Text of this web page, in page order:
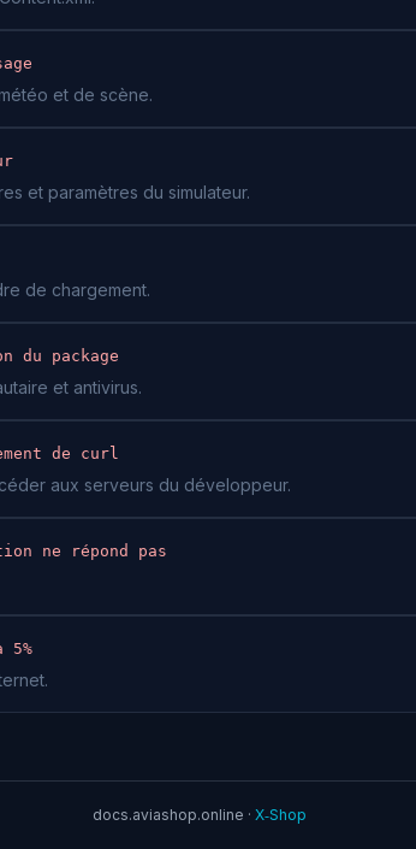
et de scène.
et paramètres du simulateur.
de chargement.
package
et antivirus.
de curl
aux serveurs du développeur.
ne répond pas
docs.aviashop.online · X‑Shop